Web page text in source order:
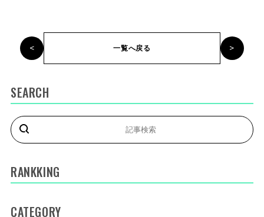
SEARCH
RANKKING
CATEGORY
< 一覧へ戻る >